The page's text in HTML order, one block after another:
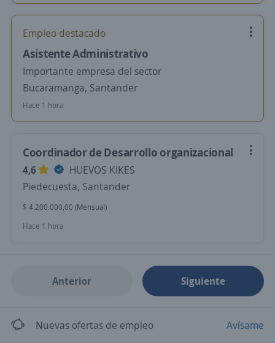
Empleo destacado
Asistente Administrativo
Importante empresa del sector
Bucaramanga, Santander
Hace 1 hora
Coordinador de Desarrollo organizacional
4,6
HUEVOS KIKES
Piedecuesta, Santander
$ 4.200.000,00 (Mensual)
Hace 1 hora
Anterior Siguiente
Nuevas ofertas de empleo Avísame